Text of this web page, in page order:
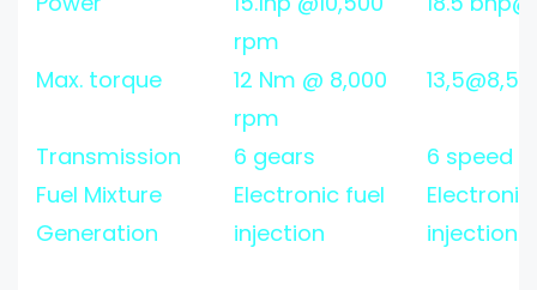
rpm
Max. torque
12 Nm @ 8,000
rpm
Transmission 6 gears
6 speed
Fuel Mixture
Generation
Electronic fuel
injection
injection